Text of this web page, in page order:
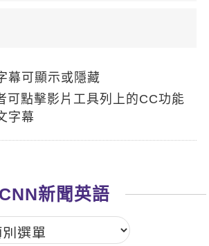
幕可顯示或隱藏
可點擊影片工具列上的CC功能
字幕
CNN新聞英語